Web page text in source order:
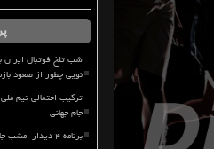
نویی چطور از صعود
ترکیب احتمالی تیم
جام جهانی
برنامه ۴ دیدار امشب جام جهانی